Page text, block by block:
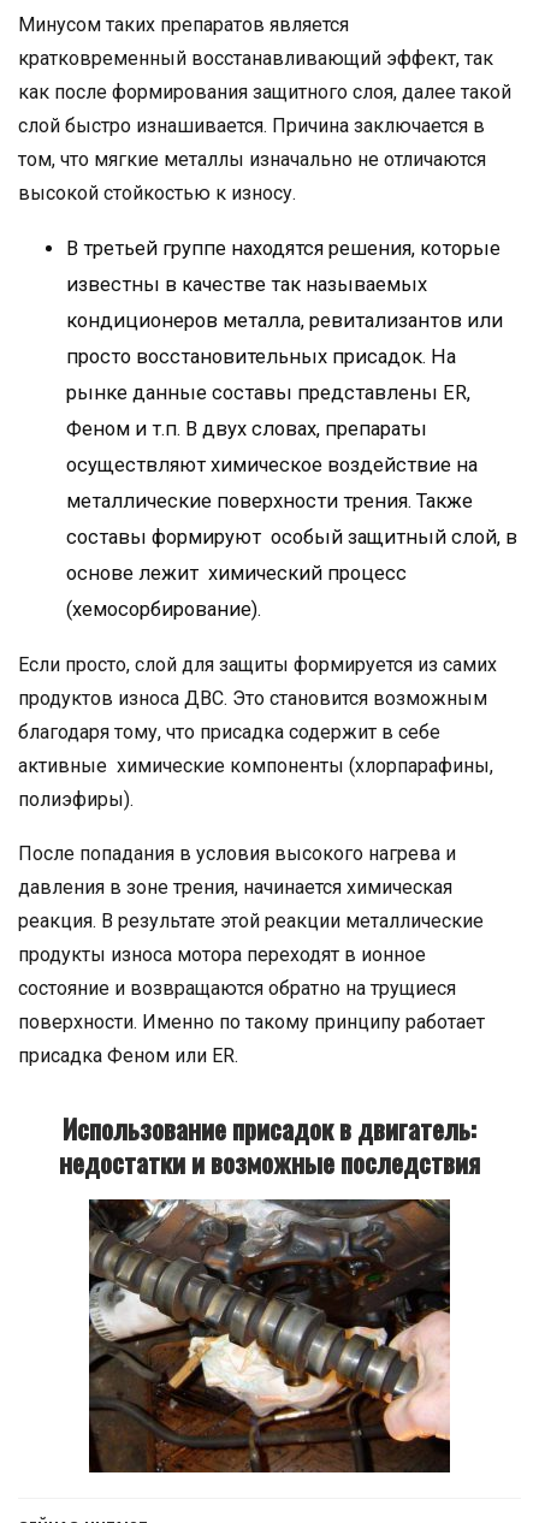
Минусом таких препаратов является
кратковременный восстанавливающий эффект, так
как после формирования защитного слоя, далее такой
слой быстро изнашивается. Причина заключается в
том, что мягкие металлы изначально не отличаются
высокой стойкостью к износу.
В третьей группе находятся решения, которые
известны в качестве так называемых
кондиционеров металла, ревитализантов или
просто восстановительных присадок. На
рынке данные составы представлены ER,
Феном и т.п. В двух словах, препараты
осуществляют химическое воздействие на
металлические поверхности трения. Также
составы формируют особый защитный слой, в
основе лежит химический процесс
(хемосорбирование).
Если просто, слой для защиты формируется из самих
продуктов износа ДВС. Это становится возможным
благодаря тому, что присадка содержит в себе
активные химические компоненты (хлорпарафины,
полиэфиры).
После попадания в условия высокого нагрева и
давления в зоне трения, начинается химическая
реакция. В результате этой реакции металлические
продукты износа мотора переходят в ионное
состояние и возвращаются обратно на трущиеся
поверхности. Именно по такому принципу работает
присадка Феном или ER.
Использование присадок в двигатель:
недостатки и возможные последствия